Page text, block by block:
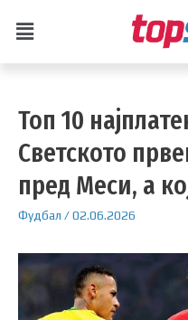
Топ 10
Светското
пред Меси, а
Фудбал /02.06.2026